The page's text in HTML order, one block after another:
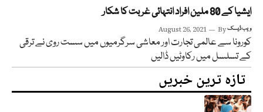
ایشیا کے 80 ملین افراد انتہائی غربت کا شکار
August 26, 2021 Byویب ڈیسک
کورونا سے عالمی تجارت اور معاشی سرگرمیوں میں سست روی نے ترقی
کے تسلسل میں رکاوٹیں ڈالیں
تازہ ترین خبریں